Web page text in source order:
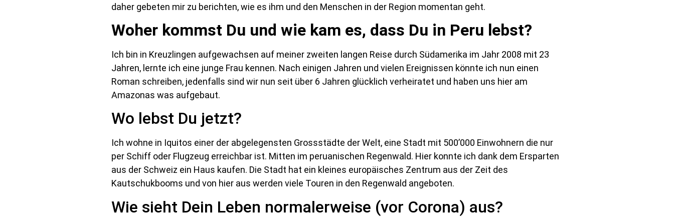
daher gebeten mir zu berichten, wie es ihm und den Menschen in der Region momentan geht.
Woher kommst Du und wie kam es, dass Du in Peru lebst?
Ich bin in Kreuzlingen aufgewachsen auf meiner zweiten langen Reise durch Südamerika im Jahr 2008 mit 23
Jahren, lernte ich eine junge Frau kennen. Nach einigen Jahren und vielen Ereignissen könnte ich nun einen
Roman schreiben, jedenfalls sind wir nun seit über 6 Jahren glücklich verheiratet und haben uns hier am
Amazonas was aufgebaut.
Wo lebst Du jetzt?
Ich wohne in Iquitos einer der abgelegensten Grossstädte der Welt, eine Stadt mit 500’000 Einwohnern die nur
per Schiff oder Flugzeug erreichbar ist. Mitten im peruanischen Regenwald. Hier konnte ich dank dem Ersparten
aus der Schweiz ein Haus kaufen. Die Stadt hat ein kleines europäisches Zentrum aus der Zeit des
Kautschukbooms und von hier aus werden viele Touren in den Regenwald angeboten.
Wie sieht Dein Leben normalerweise (vor Corona) aus?